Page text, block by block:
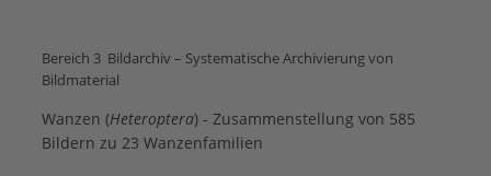
Bereich 3 Bildarchiv – Systematische Archivierung von
Bildmaterial
Wanzen (Heteroptera) - Zusammenstellung von 585
Bildern zu 23 Wanzenfamilien